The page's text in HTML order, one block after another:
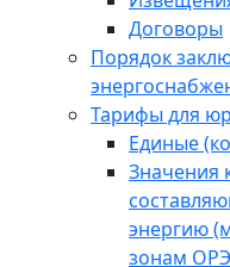
Договоры
Порядок
Тарифы для
Единые
Значения
энергию
зонам